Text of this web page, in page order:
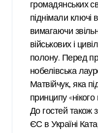
громадянських
піднімали ключі
вимагаючи
військових і
полону. Перед
нобелівська
Матвійчук, яка
принципу
До гостей також
ЄС в Україні